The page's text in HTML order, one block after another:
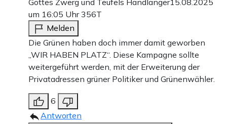
um 16:05 Uhr356T
Melden
Die Grünen haben doch immer damit geworben
„WIR HABEN PLATZ“. Diese Kampagne sollte
weitergeführt werden, mit der Erweiterung der
Privatadressen grüner Politiker und Grünenwähler.
6
Antworten